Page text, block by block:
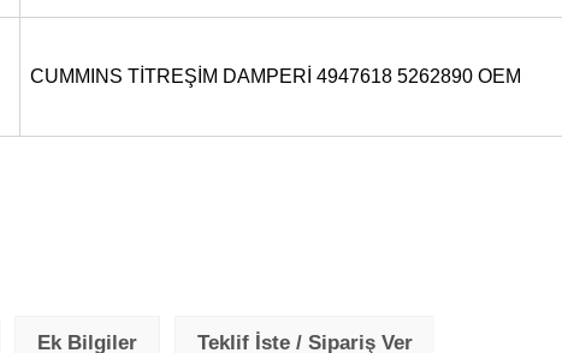
CUMMINS TİTREŞİM DAMPERİ 4947618 5262890 OEM
Ek Bilgiler Teklif İste / Sipariş Ver